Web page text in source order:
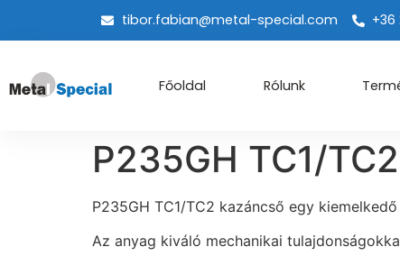
tibor.fabian@metal-special.com +36
Főoldal Rólunk
P235GH TC1/
P235GH TC1/TC2 kazáncső egy
Az anyag kiváló mechanikai